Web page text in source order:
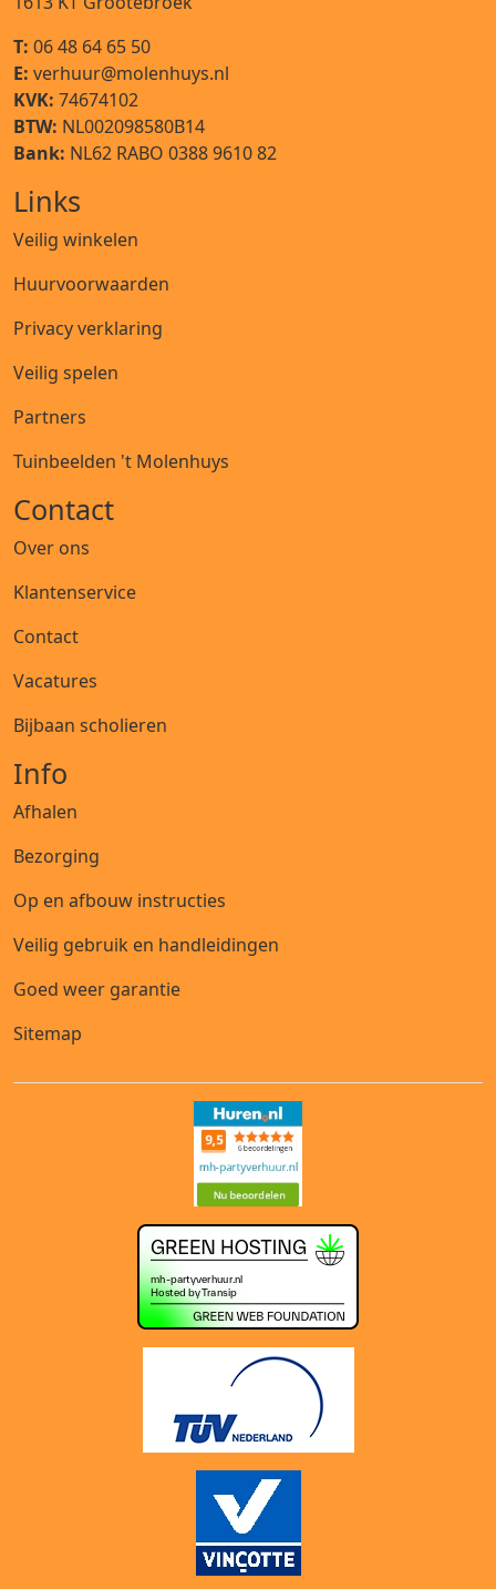
T: 06 48 64 65 50
E: verhuur@molenhuys.nl
KVK: 74674102
BTW: NL002098580B14
Bank: NL62 RABO 0388 9610 82
Links
Veilig winkelen
Huurvoorwaarden
Privacy verklaring
Veilig spelen
Partners
Tuinbeelden 't Molenhuys
Contact
Over ons
Klantenservice
Contact
Vacatures
Bijbaan scholieren
Info
Afhalen
Bezorging
Op en afbouw instructies
Veilig gebruik en handleidingen
Goed weer garantie
Sitemap